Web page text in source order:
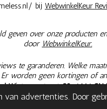
advertenties. Door
bij WebwinkelKeur
over onze producten
door WebwinkelKeur.
te garanderen. Welke
worden geen kortingen of
Wintgensstraat 28, 6446 SN
|Bestelling herroepen